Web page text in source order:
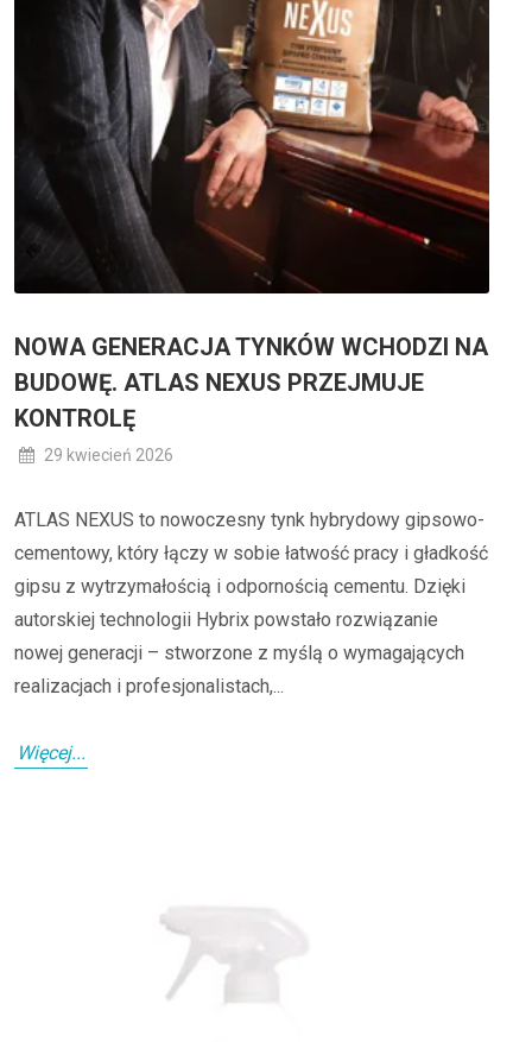
NOWA GENERACJA TYNKÓW WCHODZI NA
BUDOWĘ. ATLAS NEXUS PRZEJMUJE
KONTROLĘ
29 kwiecień 2026
ATLAS NEXUS to nowoczesny tynk hybrydowy gipsowo-
cementowy, który łączy w sobie łatwość pracy i gładkość
gipsu z wytrzymałością i odpornością cementu. Dzięki
autorskiej technologii Hybrix powstało rozwiązanie
nowej generacji – stworzone z myślą o wymagających
realizacjach i profesjonalistach,...
Więcej...